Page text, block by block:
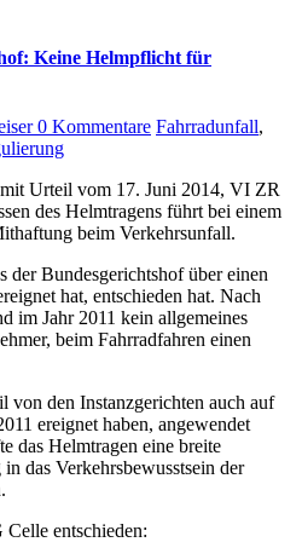
Keine Helmpflicht für
0 Kommentare Fahrradunfall,
Urteil vom 17. Juni 2014, VI ZR
des Helmtragens führt bei einem
beim Verkehrsunfall.
der Bundesgerichtshof über einen
hat, entschieden hat. Nach
im Jahr 2011 kein allgemeines
beim Fahrradfahren einen
von den Instanzgerichten auch auf
ereignet haben, angewendet
das Helmtragen eine breite
das Verkehrsbewusstsein der
entschieden: